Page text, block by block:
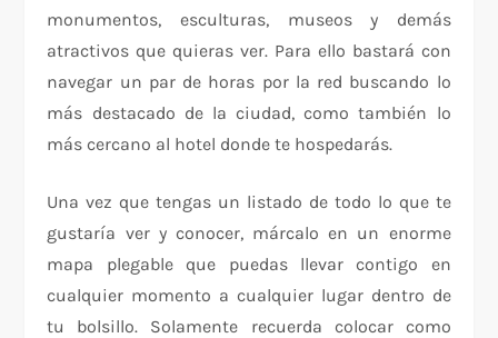
monumentos, esculturas, museos y demás
atractivos que quieras ver. Para ello bastará con
navegar un par de horas por la red buscando lo
más destacado de la ciudad, como también lo
más cercano al hotel donde te hospedarás.
Una vez que tengas un listado de todo lo que te
gustaría ver y conocer, márcalo en un enorme
mapa plegable que puedas llevar contigo en
cualquier momento a cualquier lugar dentro de
tu bolsillo. Solamente recuerda colocar como